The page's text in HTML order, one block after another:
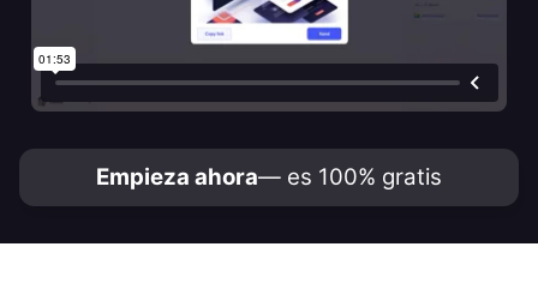
Empieza ahora— es 100% gratis